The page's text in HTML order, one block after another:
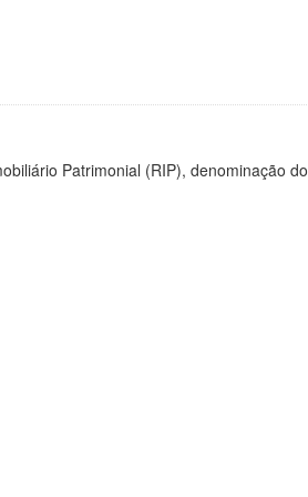
Patrimonial (RIP), denominação do